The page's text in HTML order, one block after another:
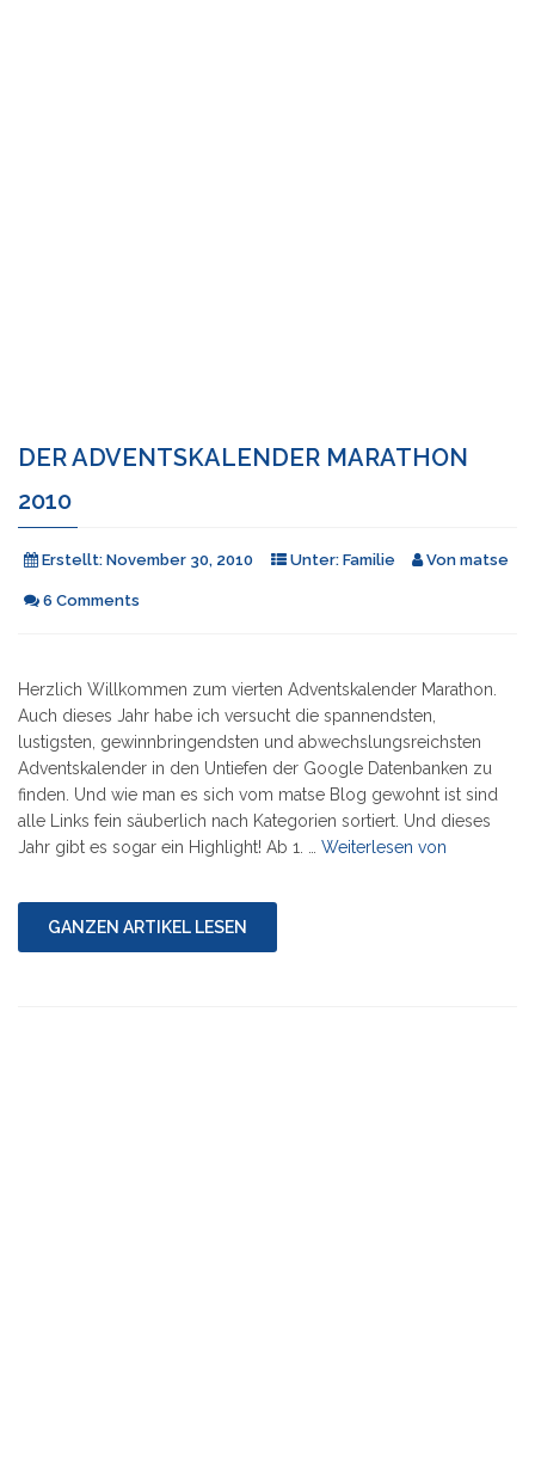
DER ADVENTSKALENDER MARATHON
2010
Erstellt: November 30, 2010 Unter: Familie Von matse
6 Comments
Herzlich Willkommen zum vierten Adventskalender Marathon.
Auch dieses Jahr habe ich versucht die spannendsten,
lustigsten, gewinnbringendsten und abwechslungsreichsten
Adventskalender in den Untiefen der Google Datenbanken zu
finden. Und wie man es sich vom matse Blog gewohnt ist sind
alle Links fein säuberlich nach Kategorien sortiert. Und dieses
Jahr gibt es sogar ein Highlight! Ab 1. … Weiterlesen von
GANZEN ARTIKEL LESEN